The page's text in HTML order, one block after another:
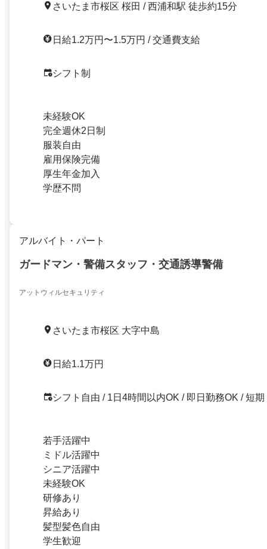
さいたま市桜区 桜田 / 西浦和駅 徒歩約15分
日給1.2万円〜1.5万円 / 交通費支給
シフト制
未経験OK
完全週休2日制
服装自由
雇用保険完備
厚生年金加入
学歴不問
アルバイト・パート
ガードマン・警備スタッフ・交通誘導警備
アットウィルセキュリティ
さいたま市桜区 大字中島
日給1.1万円
シフト自由 / 1日4時間以内OK / 即日勤務OK / 短期
若手活躍中
ミドル活躍中
シニア活躍中
未経験OK
研修あり
昇給あり
髪型髪色自由
学生歓迎